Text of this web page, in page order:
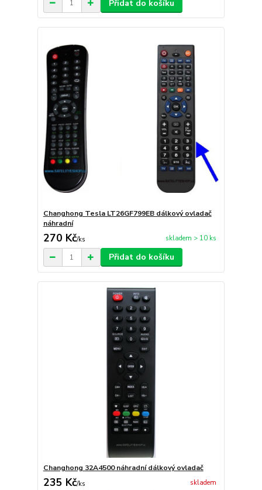
Přidat do košíku
Changhong Tesla LT26GF799EB dálkový ovladač
náhradní
270 Kč/ks skladem > 10 ks
Přidat do košíku
Changhong 32A4500 náhradní dálkový ovladač
235 Kč/ks skladem